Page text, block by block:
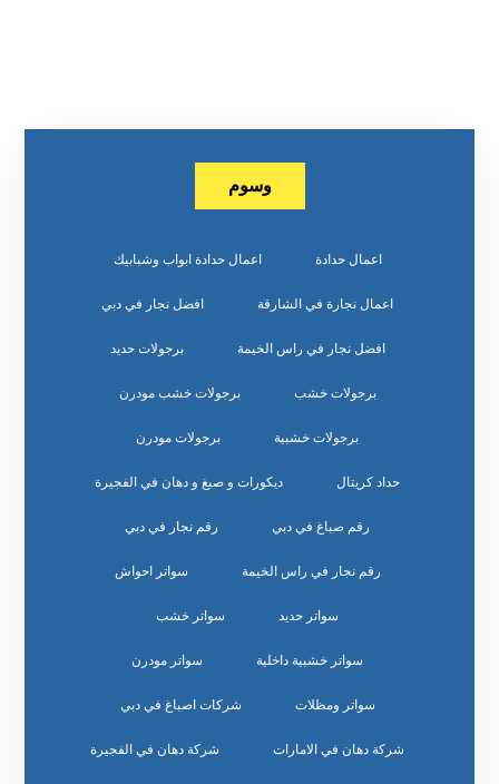
وسوم
اعمال حدادة اعمال حدادة ابواب وشبابيك
اعمال نجارة في الشارقة افضل نجار في دبي
افضل نجار في راس الخيمة برجولات حديد
برجولات خشب برجولات خشب مودرن
برجولات خشبية برجولات مودرن
حداد كريتال ديكورات و صبغ و دهان في الفجيرة
رقم صباغ في دبي رقم نجار في دبي
رقم نجار في راس الخيمة سواتر احواش
سواتر حديد سواتر خشب
سواتر خشبية داخلية سواتر مودرن
سواتر ومظلات شركات اصباغ في دبي
شركة دهان في الامارات شركة دهان في الفجيرة